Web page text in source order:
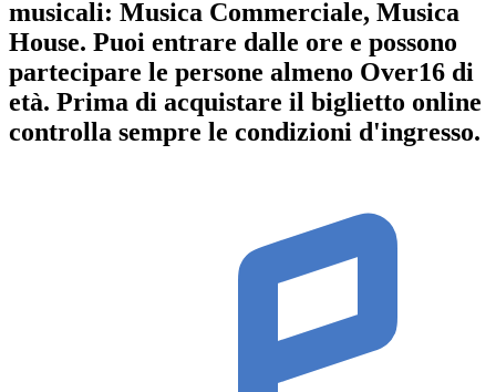
musicali: Musica Commerciale, Musica
House. Puoi entrare dalle ore e possono
partecipare le persone almeno Over16 di
età. Prima di acquistare il biglietto online
controlla sempre le condizioni d'ingresso.